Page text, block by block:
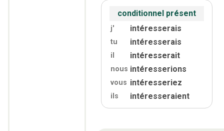
conditionnel présent
j' intéresserais
tu intéresserais
il intéresserait
nous intéresserions
vous intéresseriez
ils intéresseraient